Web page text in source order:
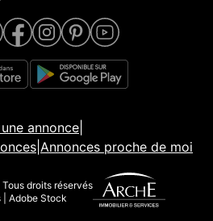
annonce
Annonces proche de moi
droits réservés
Adobe Stock